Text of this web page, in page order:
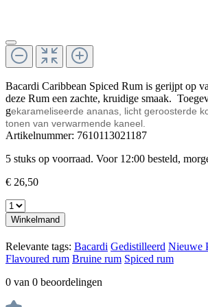
Bacardi Caribbean Spiced Rum is gerijpt op
deze Rum een zachte, kruidige smaak.
gekarameliseerde ananas, licht geroosterde
tonen van verwarmende kaneel.
Artikelnummer: 7610113021187
5 stuks op voorraad. Voor 12:00 besteld,
€ 26,50
Winkelmand
Relevante tags: Bacardi Gedistilleerd Nieuwe
Flavoured rum Bruine rum Spiced rum
0 van 0 beoordelingen